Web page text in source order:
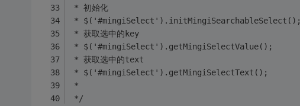
* 初始化
* $('#mingiSelect').initMingiSearchableSelect();
* 获取选中的key
* $('#mingiSelect').getMingiSelectValue();
* 获取选中的text
* $('#mingiSelect').getMingiSelectText();
*
*/